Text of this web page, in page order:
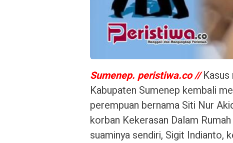
Sumenep. peristiwa.co //Kasus
Kabupaten Sumenep kembali
perempuan bernama Siti Nur
korban Kekerasan Dalam
suaminya sendiri, Sigit Indianto,